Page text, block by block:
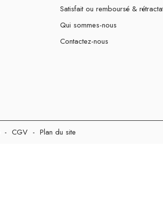
Satisfait ou remboursé &
Qui sommes-nous
Contactez-nous
- CGV - Plan du site